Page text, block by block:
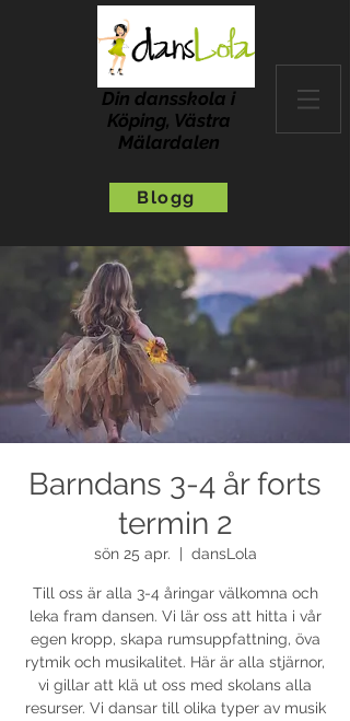
Din dansskola i
Köping, Västra
Mälardalen
Blogg
Barndans 3-4 år forts
termin 2
sön 25 apr. dansLola
Till oss är alla 3-4 åringar välkomna och
leka fram dansen. Vi lär oss att hitta i vår
egen kropp, skapa rumsuppfattning, öva
rytmik och musikalitet. Här är alla stjärnor,
vi gillar att klä ut oss med skolans alla
resurser. Vi dansar till olika typer av musik